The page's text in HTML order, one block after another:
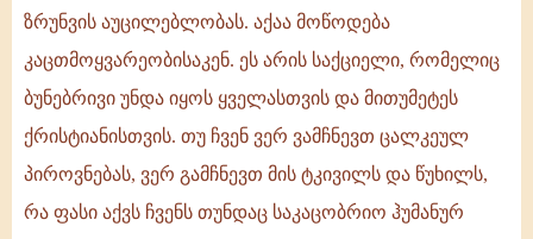
ზრუნვის აუცილებლობას. აქაა მოწოდება
კაცთმოყვარეობისაკენ. ეს არის საქციელი, რომელიც
ბუნებრივი უნდა იყოს ყველასთვის და მითუმეტეს
ქრისტიანისთვის. თუ ჩვენ ვერ ვამჩნევთ ცალკეულ
პიროვნებას, ვერ გამჩნევთ მის ტკივილს და წუხილს,
რა ფასი აქვს ჩვენს თუნდაც საკაცობრიო ჰუმანურ